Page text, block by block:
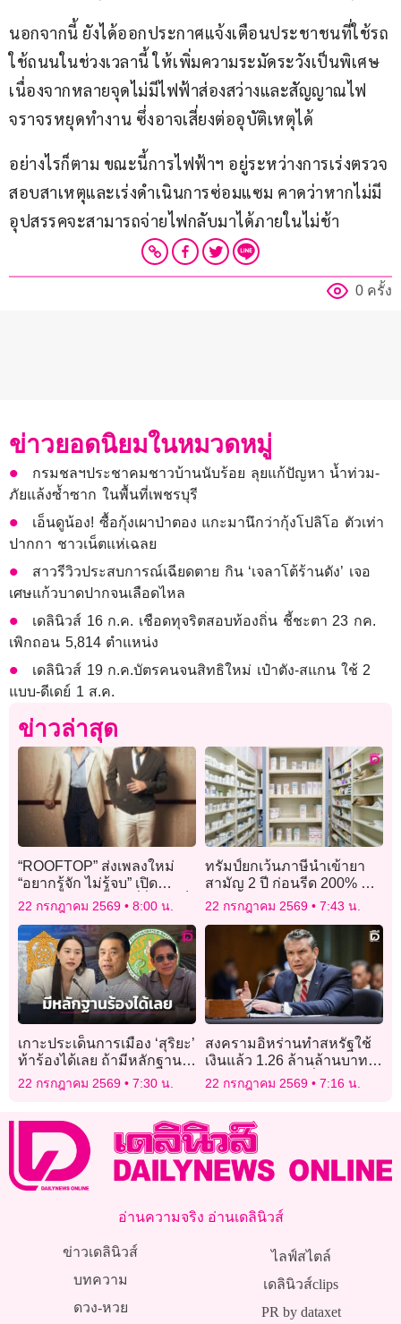
นอกจากนี้ ยังได้ออกประกาศแจ้งเตือนประชาชนที่ใช้รถ
ใช้ถนนในช่วงเวลานี้ ให้เพิ่มความระมัดระวังเป็นพิเศษ
เนื่องจากหลายจุดไม่มีไฟฟ้าส่องสว่างและสัญญาณไฟ
จราจรหยุดทำงาน ซึ่งอาจเสี่ยงต่ออุบัติเหตุได้
อย่างไรก็ตาม ขณะนี้การไฟฟ้าฯ อยู่ระหว่างการเร่งตรวจ
สอบสาเหตุและเร่งดำเนินการซ่อมแซม คาดว่าหากไม่มี
อุปสรรคจะสามารถจ่ายไฟกลับมาได้ภายในไม่ช้า
0 ครั้ง
ข่าวยอดนิยมในหมวดหมู่
กรมชลฯประชาคมชาวบ้านนับร้อย ลุยแก้ปัญหา น้ำท่วม-
ภัยแล้งซ้ำซาก ในพื้นที่เพชรบุรี
เอ็นดูน้อง! ซื้อกุ้งเผาป่าตอง แกะมานึกว่ากุ้งโปลิโอ ตัวเท่า
ปากกา ชาวเน็ตแห่เฉลย
สาวรีวิวประสบการณ์เฉียดตาย กิน ‘เจลาโต้ร้านดัง’ เจอ
เศษแก้วบาดปากจนเลือดไหล
เดลินิวส์ 16 ก.ค. เชือดทุจริตสอบท้องถิ่น ชี้ชะตา 23 กค.
เพิกถอน 5,814 ตำแหน่ง
เดลินิวส์ 19 ก.ค.บัตรคนจนสิทธิใหม่ เป๋าตัง-สแกน ใช้ 2
แบบ-ดีเดย์ 1 ส.ค.
ข่าวล่าสุด
“ROOFTOP” ส่งเพลงใหม่
“อยากรู้จัก ไม่รู้จบ” เปิด
จักรวาลคนคลั่งรักที่ยิ่งรู้จักก็
ยิ่งอยากรักแบบไม่รู้จบ
22 กรกฎาคม 2569 8:00 น.
ทรัมป์ยกเว้นภาษีนำเข้ายา
สามัญ 2 ปี ก่อนรีด 200% ดัน
ผลิตในสหรัฐ
22 กรกฎาคม 2569 7:43 น.
เกาะประเด็นการเมือง ‘สุริยะ’
ท้าร้องได้เลย ถ้ามีหลักฐาน
เรียกรับผลประโยชน์
22 กรกฎาคม 2569 7:30 น.
สงครามอิหร่านทำสหรัฐใช้
เงินแล้ว 1.26 ล้านล้านบาท
รัฐบาลเร่งของบเพิ่ม
22 กรกฎาคม 2569 7:16 น.
อ่านความจริง อ่านเดลินิวส์
ข่าวเดลินิวส์
บทความ
ดวง-หวย
ไลฟ์สไตล์
เดลินิวส์clips
PR by dataxet